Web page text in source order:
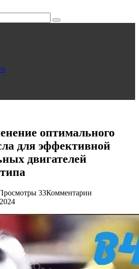
оптимального
для эффективной
двигателей
33Комментарии